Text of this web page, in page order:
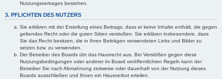
Nutzungsvertrages bestehen.
3. PFLICHTEN DES NUTZERS
Sie erklären mit der Erstellung eines Beitrags, dass er keine Inhalte enthält, die gegen
geltendes Recht oder die guten Sitten verstoßen. Sie erklären insbesondere, dass
Sie das Recht besitzen, die in Ihren Beiträgen verwendeten Links und Bilder zu
setzen bzw. zu verwenden.
Der Betreiber des Boards übt das Hausrecht aus. Bei Verstößen gegen diese
Nutzungsbedingungen oder anderer im Board veröffentlichten Regeln kann der
Betreiber Sie nach Abmahnung zeitweise oder dauerhaft von der Nutzung dieses
Boards ausschließen und Ihnen ein Hausverbot erteilen.